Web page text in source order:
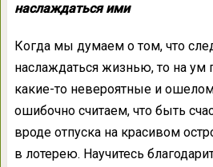
наслаждаться ими
Когда мы думаем о том, что
наслаждаться жизнью, то на ум
какие-то невероятные и
ошибочно считаем, что быть
вроде отпуска на красивом
в лотерею. Научитесь